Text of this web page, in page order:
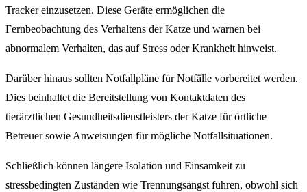
Tracker einzusetzen. Diese Geräte ermöglichen die
Fernbeobachtung des Verhaltens der Katze und warnen bei
abnormalem Verhalten, das auf Stress oder Krankheit hinweist.
Darüber hinaus sollten Notfallpläne für Notfälle vorbereitet werden.
Dies beinhaltet die Bereitstellung von Kontaktdaten des
tierärztlichen Gesundheitsdienstleisters der Katze für örtliche
Betreuer sowie Anweisungen für mögliche Notfallsituationen.
Schließlich können längere Isolation und Einsamkeit zu
stressbedingten Zuständen wie Trennungsangst führen, obwohl sich